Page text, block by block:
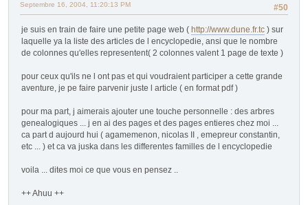
#50
Septembre 16, 2004, 11:20:13 PM
je suis en train de faire une petite page web ( http://www.dune.fr.tc ) sur
laquelle ya la liste des articles de l encyclopedie, ansi que le nombre
de colonnes qu'elles representent( 2 colonnes valent 1 page de texte )
pour ceux qu'ils ne l ont pas et qui voudraient participer a cette grande
aventure, je pe faire parvenir juste l article ( en format pdf )
pour ma part, j aimerais ajouter une touche personnelle : des arbres
genealogiques ... j en ai des pages et des pages entieres chez moi ...
ca part d aujourd hui ( agamemenon, nicolas II , emepreur constantin,
etc ... ) et ca va juska dans les differentes familles de l encyclopedie
voila ... dites moi ce que vous en pensez ..
++ Ahuu ++